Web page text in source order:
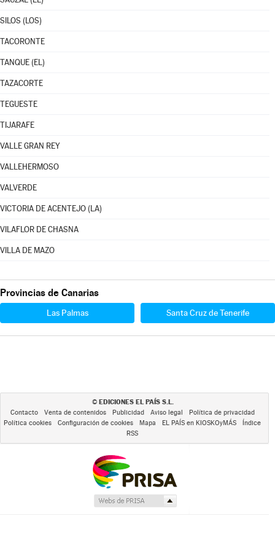
SILOS (LOS)
TACORONTE
TANQUE (EL)
TAZACORTE
TEGUESTE
TIJARAFE
VALLE GRAN REY
VALLEHERMOSO
VALVERDE
VICTORIA DE ACENTEJO (LA)
VILAFLOR DE CHASNA
VILLA DE MAZO
Provincias de Canarias
Las Palmas Santa Cruz de Tenerife
© EDICIONES EL PAÍS S.L.
Contacto Venta de contenidos Publicidad Aviso legal
Política de privacidad
Política cookies
Configuración de cookies Mapa EL PAÍS en KIOSKOyMÁS
Índice
RSS